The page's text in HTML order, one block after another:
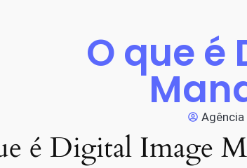
O que
é Digital Image